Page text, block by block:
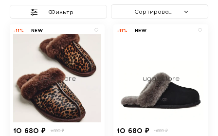
Фильтр Сортировать
-11% NEW
10 680 ₽ 11880 ₽
-11% NEW
10 680 ₽ 11880 ₽